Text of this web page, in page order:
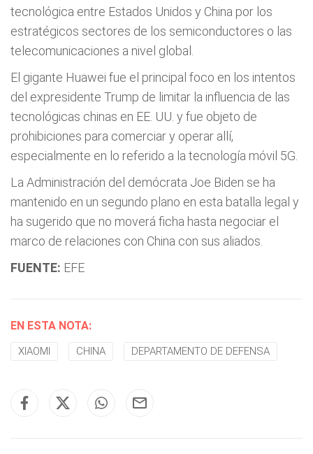
tecnológica entre Estados Unidos y China por los
estratégicos sectores de los semiconductores o las
telecomunicaciones a nivel global.
El gigante Huawei fue el principal foco en los intentos
del expresidente Trump de limitar la influencia de las
tecnológicas chinas en EE. UU. y fue objeto de
prohibiciones para comerciar y operar allí,
especialmente en lo referido a la tecnología móvil 5G.
La Administración del demócrata Joe Biden se ha
mantenido en un segundo plano en esta batalla legal y
ha sugerido que no moverá ficha hasta negociar el
marco de relaciones con China con sus aliados.
FUENTE: EFE
EN ESTA NOTA:
XIAOMI CHINA DEPARTAMENTO DE DEFENSA